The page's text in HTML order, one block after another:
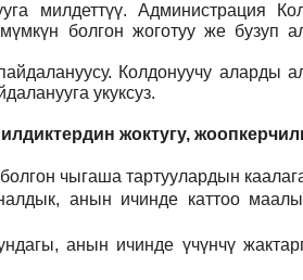
милдеттүү. Администрация
болгон жоготуу же бузуп
Колдонуучу аларды
укуксуз.
жоктугу,
чыгаша тартуулардын
анын ичинде каттоо
анын ичинде үчүнчү